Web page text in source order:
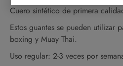
Cuero sintético de primera
Estos guantes se pueden utilizar
boxing y Muay Thai.
Uso regular: 2-3 veces por